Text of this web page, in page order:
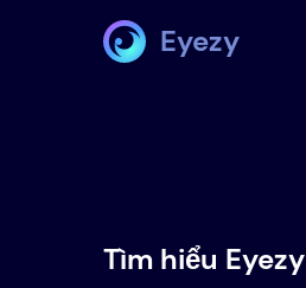
Eyezy
Tìm hiểu Eyezy